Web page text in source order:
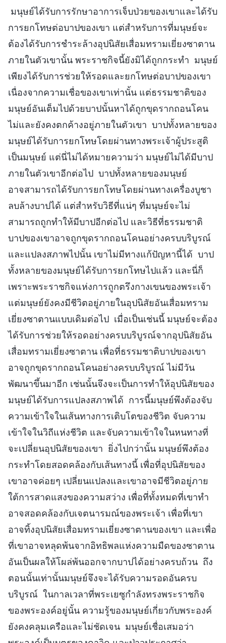
มนุษย์ได้รับการรักษาอาการเจ็บป่วยของเขาและได้รับ
การยกโทษต่อบาปของเขา แต่สำหรับการที่มนุษย์จะ
ต้องได้รับการชำระล้างอุปนิสัยเสื่อมทรามเยี่ยงซาตาน
ภายในตัวเขานั้น พระราชกิจนี้ยังมิได้ถูกกระทำ มนุษย์
เพียงได้รับการช่วยให้รอดและยกโทษต่อบาปของเขา
เนื่องจากความเชื่อของเขาเท่านั้น แต่ธรรมชาติของ
มนุษย์อันเต็มไปด้วยบาปนั้นหาได้ถูกขุดรากถอนโคน
ไม่และยังคงตกค้างอยู่ภายในตัวเขา บาปทั้งหลายของ
มนุษย์ได้รับการยกโทษโดยผ่านทางพระเจ้าผู้ประสูติ
เป็นมนุษย์ แต่นี่ไม่ได้หมายความว่า มนุษย์ไม่ได้มีบาป
ภายในตัวเขาอีกต่อไป บาปทั้งหลายของมนุษย์
อาจสามารถได้รับการยกโทษโดยผ่านทางเครื่องบูชา
ลบล้างบาปได้ แต่สำหรับวิธีที่แน่ๆ ที่มนุษย์จะไม่
สามารถถูกทำให้มีบาปอีกต่อไป และวิธีที่ธรรมชาติ
บาปของเขาอาจถูกขุดรากถอนโคนอย่างครบบริบูรณ์
และแปลงสภาพไปนั้น เขาไม่มีทางแก้ปัญหานี้ได้ บาป
ทั้งหลายของมนุษย์ได้รับการยกโทษไปแล้ว และนี่ก็
เพราะพระราชกิจแห่งการถูกตรึงกางเขนของพระเจ้า
แต่มนุษย์ยังคงมีชีวิตอยู่ภายในอุปนิสัยอันเสื่อมทราม
เยี่ยงซาตานแบบเดิมต่อไป เมื่อเป็นเช่นนี้ มนุษย์จะต้อง
ได้รับการช่วยให้รอดอย่างครบบริบูรณ์จากอุปนิสัยอัน
เสื่อมทรามเยี่ยงซาตาน เพื่อที่ธรรมชาติบาปของเขา
อาจถูกขุดรากถอนโคนอย่างครบบริบูรณ์ ไม่มีวัน
พัฒนาขึ้นมาอีก เช่นนั้นจึงจะเป็นการทำให้อุปนิสัยของ
มนุษย์ได้รับการแปลงสภาพได้ การนี้มนุษย์พึงต้องจับ
ความเข้าใจในเส้นทางการเติบโตของชีวิต จับความ
เข้าใจในวิถีแห่งชีวิต และจับความเข้าใจในหนทางที่
จะเปลี่ยนอุปนิสัยของเขา ยิ่งไปกว่านั้น มนุษย์พึงต้อง
กระทำโดยสอดคล้องกับเส้นทางนี้ เพื่อที่อุปนิสัยของ
เขาอาจค่อยๆ เปลี่ยนแปลงและเขาอาจมีชีวิตอยู่ภาย
ใต้การสาดแสงของความสว่าง เพื่อที่ทั้งหมดที่เขาทำ
อาจสอดคล้องกับเจตนารมณ์ของพระเจ้า เพื่อที่เขา
อาจทิ้งอุปนิสัยเสื่อมทรามเยี่ยงซาตานของเขา และเพื่อ
ที่เขาอาจหลุดพ้นจากอิทธิพลแห่งความมืดของซาตาน
อันเป็นผลให้โผล่พ้นออกจากบาปได้อย่างครบถ้วน ถึง
ตอนนั้นเท่านั้นมนุษย์จึงจะได้รับความรอดอันครบ
บริบูรณ์ ในกาลเวลาที่พระเยซูกำลังทรงพระราชกิจ
ของพระองค์อยู่นั้น ความรู้ของมนุษย์เกี่ยวกับพระองค์
ยังคงคลุมเครือและไม่ชัดเจน มนุษย์เชื่อเสมอว่า